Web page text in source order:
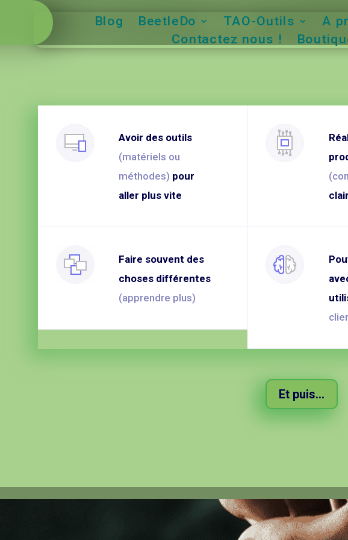
Blog BeetleDo TAO-Outils
A
Contactez nous !
Avoir des outils
(matériels ou
méthodes) pour
aller plus vite
Faire souvent des
choses différentes
(apprendre plus)
Et puis...